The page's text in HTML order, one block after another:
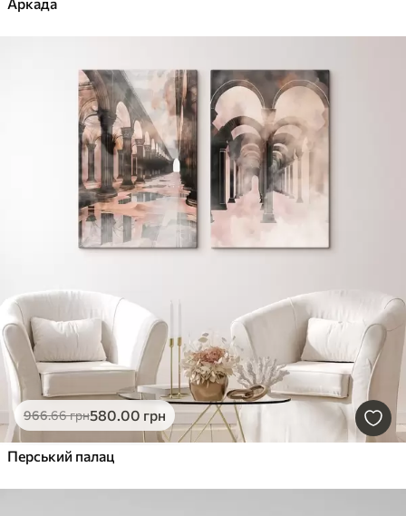
966.66грн580.00 грн
Перський палац